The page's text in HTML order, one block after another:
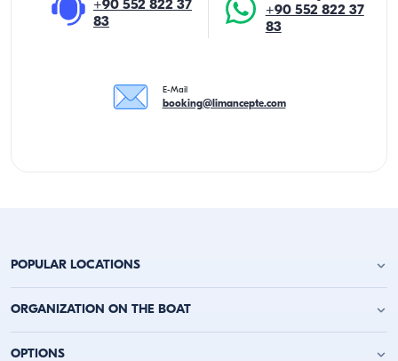
+90 552 822 37
83
+90 552 822 37
83
E-Mail
booking@limancepte.com
POPULAR LOCATIONS
Yachtcharter Antalya
ORGANIZATION ON THE BOAT
Geburtstagsfeier auf der Jacht
OPTIONS